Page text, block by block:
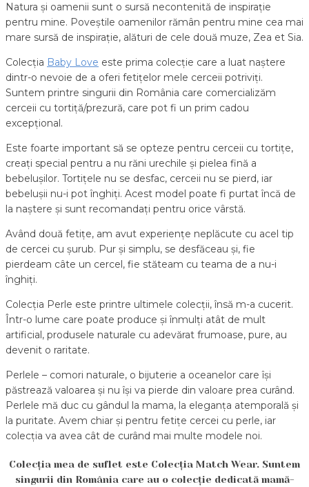
Natura și oamenii sunt o sursă necontenită de inspirație
pentru mine. Poveștile oamenilor rămân pentru mine cea mai
mare sursă de inspirație, alături de cele două muze, Zea et Sia.
Colecția Baby Love este prima colecție care a luat naștere
dintr-o nevoie de a oferi fetițelor mele cerceii potriviți.
Suntem printre singurii din România care comercializăm
cerceii cu tortiță/prezură, care pot fi un prim cadou
excepțional.
Este foarte important să se opteze pentru cerceii cu tortițe,
creați special pentru a nu răni urechile și pielea fină a
bebelușilor. Tortițele nu se desfac, cerceii nu se pierd, iar
bebelușii nu-i pot înghiți. Acest model poate fi purtat încă de
la naștere și sunt recomandați pentru orice vârstă.
Având două fetițe, am avut experiențe neplăcute cu acel tip
de cercei cu șurub. Pur și simplu, se desfăceau și, fie
pierdeam câte un cercel, fie stăteam cu teama de a nu-i
înghiți.
Colecția Perle este printre ultimele colecții, însă m-a cucerit.
Într-o lume care poate produce și înmulți atât de mult
artificial, produsele naturale cu adevărat frumoase, pure, au
devenit o raritate.
Perlele – comori naturale, o bijuterie a oceanelor care își
păstrează valoarea și nu își va pierde din valoare prea curând.
Perlele mă duc cu gândul la mama, la eleganța atemporală și
la puritate. Avem chiar și pentru fetițe cercei cu perle, iar
colecția va avea cât de curând mai multe modele noi.
Colecția mea de suflet este Colecția Match Wear. Suntem
singurii din România care au o colecție dedicată mamă-